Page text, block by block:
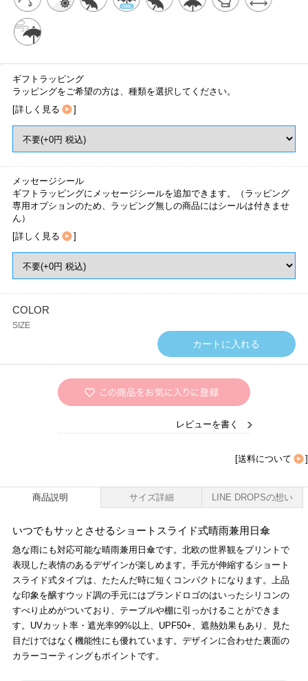
ギフトラッピング
ラッピングをご希望の方は、種類を選択してください。
[詳しく見る ]
メッセージシール
ギフトラッピングにメッセージシールを追加できます。（ラッピング
専用オプションのため、ラッピング無しの商品にはシールは付きませ
ん）
[詳しく見る ]
COLOR
SIZE
レビューを書く
[送料について ]
商品説明 サイズ詳細 LINE DROPSの想い
いつでもサッとさせるショートスライド式晴雨兼用日傘
急な雨にも対応可能な晴雨兼用日傘です。北欧の世界観をプリントで
表現した表情のあるデザインが楽しめます。手元が伸縮するショート
スライド式タイプは、たたんだ時に短くコンパクトになります。上品
な印象を醸すウッド調の手元にはブランドロゴのはいったシリコンの
すべり止めがついており、テーブルや棚に引っかけることができま
す。UVカット率・遮光率99%以上、UPF50+、遮熱効果もあり、見た
目だけではなく機能性にも優れています。デザインに合わせた裏面の
カラーコーティングもポイントです。